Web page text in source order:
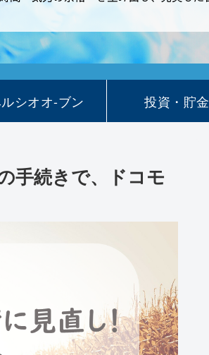
シオオ-ブン 投資・貯金
手続きで、ドコモ